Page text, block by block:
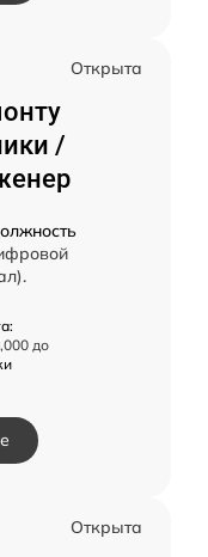
Открыта
/
до
Открыта